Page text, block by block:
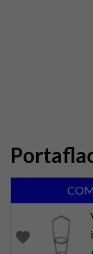
favorite